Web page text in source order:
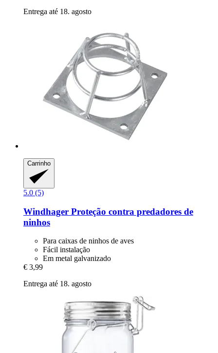
Entrega até 18. agosto
Carrinho
5.0 (5)
Windhager Proteção contra predadores de
ninhos
Para caixas de ninhos de aves
Fácil instalação
Em metal galvanizado
€ 3,99
Entrega até 18. agosto